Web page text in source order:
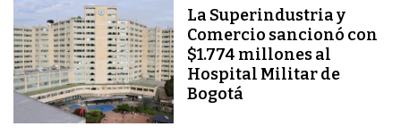
La Superindustria y
Comercio sancionó con
$1.774 millones al
Hospital Militar de
Bogotá